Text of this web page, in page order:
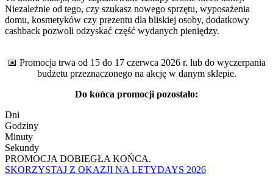
Niezależnie od tego, czy szukasz nowego sprzętu, wyposażenia
domu, kosmetyków czy prezentu dla bliskiej osoby, dodatkowy
cashback pozwoli odzyskać część wydanych pieniędzy.
📅 Promocja trwa od 15 do 17 czerwca 2026 r. lub do wyczerpania
budżetu przeznaczonego na akcję w danym sklepie.
Do końca promocji pozostało:
Dni
Godziny
Minuty
Sekundy
PROMOCJA DOBIEGŁA KOŃCA.
SKORZYSTAJ Z OKAZJI NA LETYDAYS 2026